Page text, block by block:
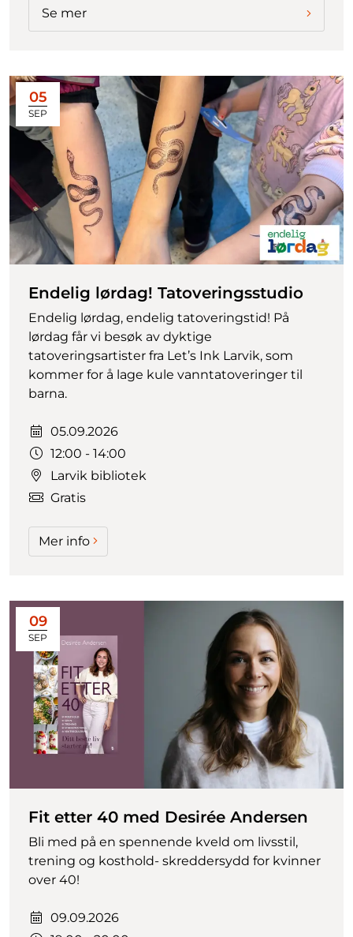
Se mer
Endelig lørdag! Tatoveringsstudio
Endelig lørdag, endelig tatoveringstid! På
lørdag får vi besøk av dyktige
tatoveringsartister fra Let’s Ink Larvik, som
kommer for å lage kule vanntatoveringer til
barna.
Dato:
05.09.2026
Tidspunkt:
12:00 - 14:00
Larvik bibliotek
Gratis
Mer info
05
SEP
Fit etter 40 med Desirée Andersen
Bli med på en spennende kveld om livsstil,
trening og kosthold- skreddersydd for kvinner
over 40!
Dato:
09.09.2026
09
SEP